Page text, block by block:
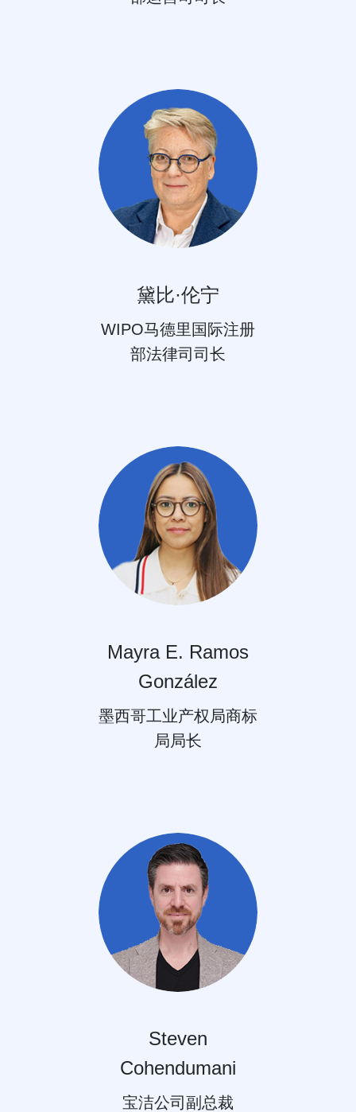
黛比·伦宁
WIPO马德里国际注册
部法律司司长
Mayra E. Ramos
González
墨西哥工业产权局商标
局局长
Steven
Cohendumani
宝洁公司副总裁